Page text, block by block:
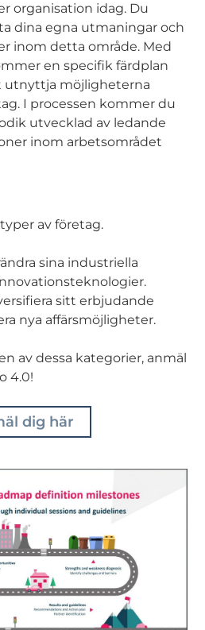
organisation idag. Du
dina egna utmaningar och
inom detta område. Med
en specifik färdplan
utnyttja möjligheterna
I processen kommer du
utvecklad av ledande
inom arbetsområdet
av företag.
sina industriella
sitt erbjudande
nya affärsmöjligheter.
av dessa kategorier, anmäl
4.0!
dig här